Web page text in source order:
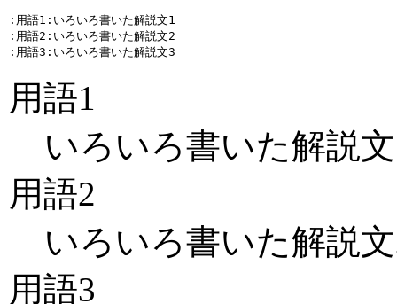
:用語1:いろいろ書いた解説文1
:用語2:いろいろ書いた解説文2
用語1
いろいろ書いた解説
用語2
いろいろ書いた解説
用語3